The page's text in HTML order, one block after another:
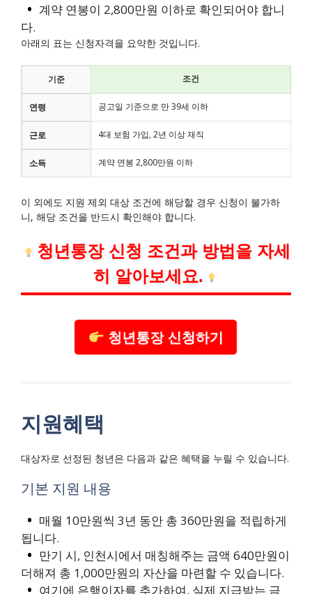
계약 연봉이 2,800만원 이하로 확인되어야 합니
다.
아래의 표는 신청자격을 요약한 것입니다.
기준 조건
연령 공고일 기준으로 만 39세 이하
근로 4대 보험 가입, 2년 이상 재직
소득 계약 연봉 2,800만원 이하
이 외에도 지원 제외 대상 조건에 해당할 경우 신청이 불가하
니, 해당 조건을 반드시 확인해야 합니다.
청년통장 신청 조건과 방법을 자세
히 알아보세요.
청년통장 신청하기
지원혜택
대상자로 선정된 청년은 다음과 같은 혜택을 누릴 수 있습니다.
기본 지원 내용
매월 10만원씩 3년 동안 총 360만원을 적립하게
됩니다.
만기 시, 인천시에서 매칭해주는 금액 640만원이
더해져 총 1,000만원의 자산을 마련할 수 있습니다.
여기에 은행이자를 추가하여, 실제 지급받는 금